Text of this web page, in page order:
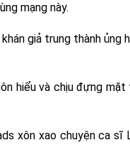
mạng này.
giả trung thành ủng
hiểu và chịu đựng
xôn xao chuyện ca sĩ